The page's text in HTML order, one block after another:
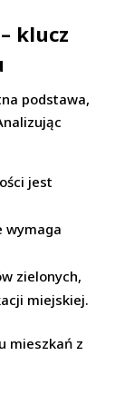
klucz
podstawa,
jest
wymaga
zielonych,
miejskiej.
mieszkań z